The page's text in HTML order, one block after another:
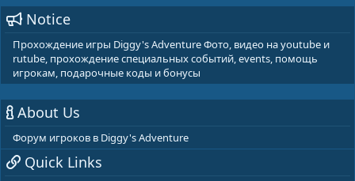
Notice
Прохождение игры Diggy's Adventure Фото, видео на youtube и
rutube, прохождение специальных событий, events, помощь
игрокам, подарочные коды и бонусы
About Us
Форум игроков в Diggy's Adventure
Quick Links